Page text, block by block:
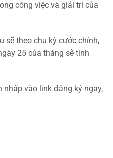
công việc và giải trí của
sẽ theo chu kỳ cước chính,
25 của tháng sẽ tính
nhấp vào link đăng ký ngay,